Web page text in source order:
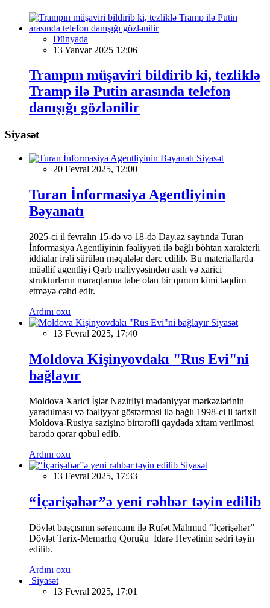
Dünyada
13 Yanvar 2025 12:06
Trampın müşaviri bildirib ki, tezliklə
Tramp ilə Putin arasında telefon
danışığı gözlənilir
Siyasət
Siyasət
20 Fevral 2025, 12:00
Turan İnformasiya Agentliyinin
Bəyanatı
2025-ci il fevralın 15-də və 18-də Day.az saytında Turan
İnformasiya Agentliyinin fəaliyyəti ilə bağlı böhtan xarakterli
iddialar irəli sürülən məqalələr dərc edilib. Bu materiallarda
müəllif agentliyi Qərb maliyyəsindən asılı və xarici
strukturların maraqlarına tabe olan bir qurum kimi təqdim
etməyə cəhd edir.
Ardını oxu
Siyasət
13 Fevral 2025, 17:40
Moldova Kişinyovdakı "Rus Evi"ni
bağlayır
Moldova Xarici İşlər Nazirliyi mədəniyyət mərkəzlərinin
yaradılması və fəaliyyət göstərməsi ilə bağlı 1998-ci il tarixli
Moldova-Rusiya sazişinə birtərəfli qaydada xitam verilməsi
barədə qərar qəbul edib.
Ardını oxu
Siyasət
13 Fevral 2025, 17:33
“İçərişəhər”ə yeni rəhbər təyin edilib
Dövlət başçısının sərəncamı ilə Rüfət Mahmud “İçərişəhər”
Dövlət Tarix-Memarlıq Qoruğu İdarə Heyətinin sədri təyin
edilib.
Ardını oxu
Siyasət
13 Fevral 2025, 17:01